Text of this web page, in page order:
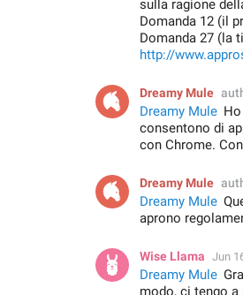
sulla ragione
Domanda 12 (il
Domanda 27 (la
http://
Dreamy Mule
Dreamy Mule
consentono di
con Chrome.
Dreamy Mule
Dreamy Mule
aprono
Wise Llama Jun
Dreamy Mule
modo, ci tengo